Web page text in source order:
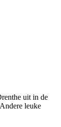
uit in de
leuke